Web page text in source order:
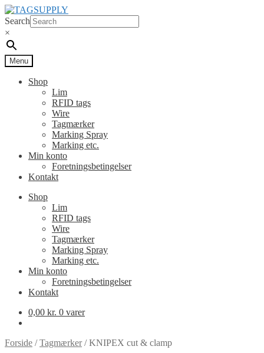
Spring
til
navigation
Spring
til
indhold
Search
×
Menu
Shop
Lim
RFID tags
Wire
Tagmærker
Marking Spray
Marking etc.
Min konto
Foretningsbetingelser
Kontakt
Shop
Lim
RFID tags
Wire
Tagmærker
Marking Spray
Marking etc.
Min konto
Foretningsbetingelser
Kontakt
0,00 kr. 0 varer
Forside /Tagmærker/KNIPEX cut & clamp